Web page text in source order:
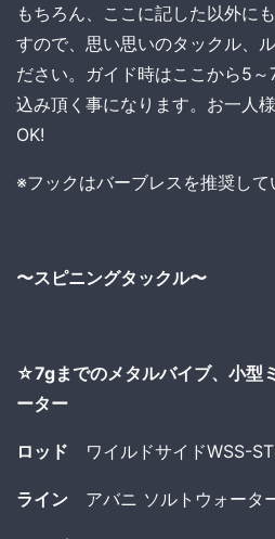
もちろん、ここに記した以外に
すので、思い思いのタックル、
ださい。ガイド時はここから5
込み頂く事になります。お一人
OK!
※フックはバーブレスを推奨して
〜スピニングタックル〜
☆7gまでのメタルバイブ、小型
ーター
ロッド ワイルドサイドWSS-
ライン アバニ ソルトウォータ